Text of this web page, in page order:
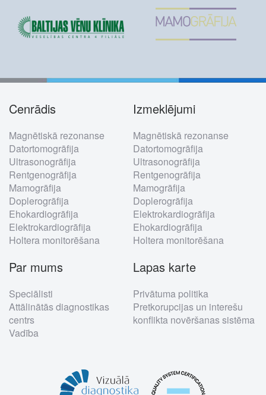
Footer
menu
Cenrādis
Magnētiskā rezonanse
Datortomogrāfija
Ultrasonogrāfija
Rentgenogrāfija
Mamogrāfija
Doplerogrāfija
Ehokardiogrāfija
Elektrokardiogrāfija
Holtera monitorēšana
Izmeklējumi
Magnētiskā rezonanse
Datortomogrāfija
Ultrasonogrāfija
Rentgenogrāfija
Mamogrāfija
Doplerogrāfija
Elektrokardiogrāfija
Ehokardiogrāfija
Holtera monitorēšana
Par mums
Speciālisti
Attālinātās diagnostikas
centrs
Vadība
Lapas karte
Privātuma politika
Pretkorupcijas un interešu
konflikta novēršanas sistēma